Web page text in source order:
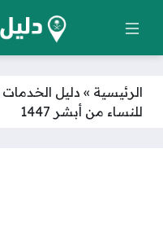
الرئيسية » دليل الخدمات
للنساء من أبشر 1447